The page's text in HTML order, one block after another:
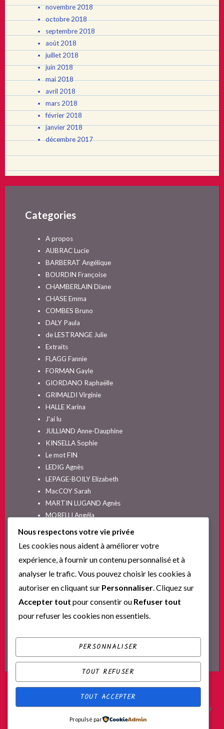
novembre 2018
octobre 2018
septembre 2018
août 2018
juillet 2018
juin 2018
mai 2018
avril 2018
mars 2018
février 2018
janvier 2018
décembre 2017
Categories
A propos
AUBRAC Lucie
BARBERAT Angélique
BOURDIN Françoise
CHAMBERLAIN Diane
CHASE Emma
COMBES Bruno
DALY Paula
de LESTRANGE Julie
Extraits
FLAGG Fannie
FORMAN Gayle
GIORDANO Raphaëlle
GRIMALDI Virginie
HALLE Karina
J'ai lu
JULLIAND Anne-Dauphine
KINSELLA Sophie
Le mot FIN
LEDIG Agnès
LEPAGE-BOILY Elizabeth
MacCOY Sarah
MARTIN LUGAND Agnès
MORELLI Angéla
Non classé
PINGUILLY Yves
RIVA Alex
SESKIS Tina
SOLNON Jean-François
Fièrement propulsé par WordPress | Thème : Scratchpad par
Automattic.
Nous respectons votre vie privée
Les cookies nous aident à améliorer votre
expérience, à fournir un contenu personnalisé et à
analyser le trafic. Vous pouvez choisir les cookies à
autoriser en cliquant sur Personnaliser . Cliquez sur
Accepter tout pour consentir ou Refuser tout
pour refuser les cookies non essentiels.
PERSONNALISER
TOUT REFUSER
TOUT ACCEPTER
Propulsé par